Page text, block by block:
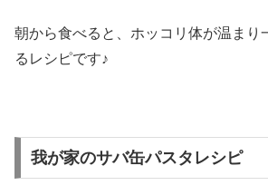
朝から食べると、ホッコリ体が温まり
るレシピです♪
我が家のサバ缶パスタレシピ